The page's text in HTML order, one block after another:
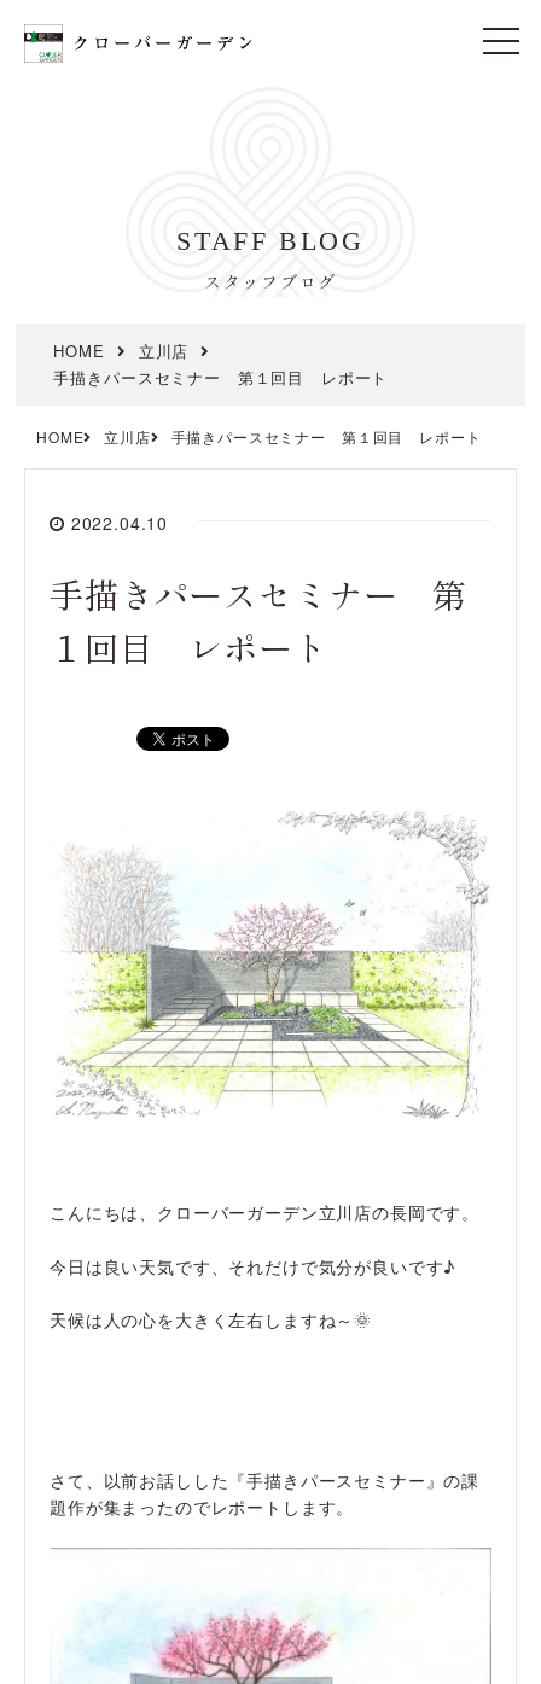
t
STAFF BLOG
スタッフブログ
HOME
立川店
手描きパースセミナー 第１回目 レポート
HOME 立川店 手描きパースセミナー 第１回目 レポート
2022.04.10
手描きパースセミナー 第
１回目 レポート
こんにちは、クローバーガーデン立川店の長岡です。
今日は良い天気です、それだけで気分が良いです♪
天候は人の心を大きく左右しますね～🌞
さて、以前お話しした『手描きパースセミナー』の課
題作が集まったのでレポートします。